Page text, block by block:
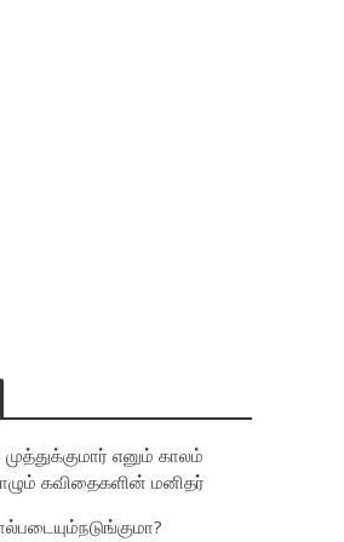
எனும் காலம்
கவிதைகளின் மனிதர்